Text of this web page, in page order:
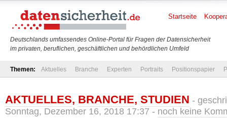
Deutschlands umfassendes Online-Portal für Fragen der Datensicherheit
im privaten, beruflichen, geschäftlichen und behördlichen Umfeld
Startseite
Themen: Aktuelles Branche Experten Portraits Positionspapier
AKTUELLES, BRANCHE, STUDIEN -
Sonntag, Dezember 16, 2018 17:37 - noch keine